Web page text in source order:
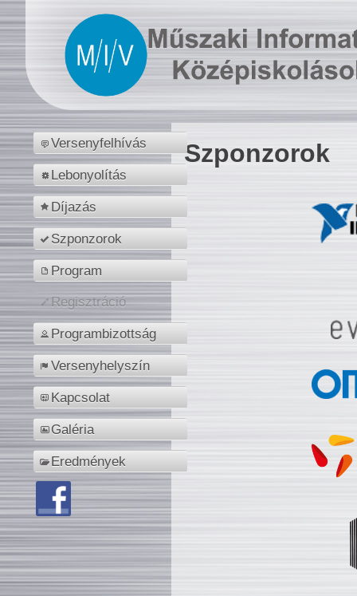
Versenyfelhívás
Lebonyolítás
Díjazás
Szponzorok
Program
Regisztráció
Programbizottság
Versenyhelyszín
Kapcsolat
Galéria
Eredmények
Szponzorok